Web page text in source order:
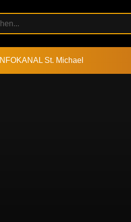
INFOKANAL St. Michael